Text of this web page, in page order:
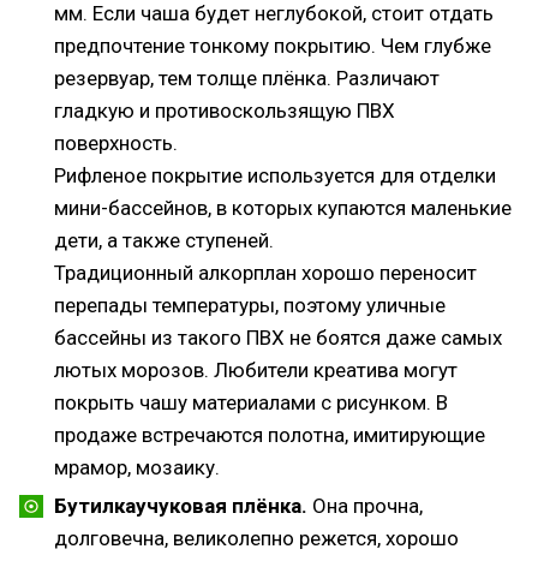
мм. Если чаша будет неглубокой, стоит отдать
предпочтение тонкому покрытию. Чем глубже
резервуар, тем толще плёнка. Различают
гладкую и противоскользящую ПВХ
поверхность.
Рифленое покрытие используется для отделки
мини-бассейнов, в которых купаются маленькие
дети, а также ступеней.
Традиционный алкорплан хорошо переносит
перепады температуры, поэтому уличные
бассейны из такого ПВХ не боятся даже самых
лютых морозов. Любители креатива могут
покрыть чашу материалами с рисунком. В
продаже встречаются полотна, имитирующие
мрамор, мозаику.
Бутилкаучуковая плёнка. Она прочна,
долговечна, великолепно режется, хорошо